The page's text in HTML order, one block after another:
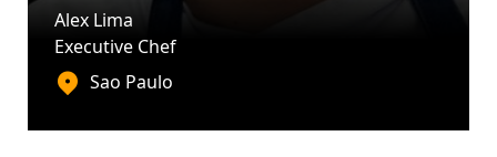
Alex Lima
Executive Chef
Sao Paulo